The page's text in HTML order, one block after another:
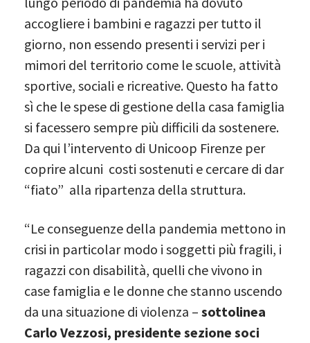
accogliere i bambini e ragazzi per tutto il
giorno, non essendo presenti i servizi per i
mimori del territorio come le scuole, attività
sportive, sociali e ricreative. Questo ha fatto
sì che le spese di gestione della casa famiglia
si facessero sempre più difficili da sostenere.
Da qui l’intervento di Unicoop Firenze per
coprire alcuni costi sostenuti e cercare di dar
“fiato” alla ripartenza della struttura.
“Le conseguenze della pandemia mettono in
crisi in particolar modo i soggetti più fragili, i
ragazzi con disabilità, quelli che vivono in
case famiglia e le donne che stanno uscendo
da una situazione di violenza – sottolinea
Carlo Vezzosi, presidente sezione soci